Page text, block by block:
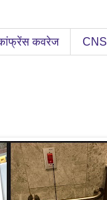
कवरेज CNS